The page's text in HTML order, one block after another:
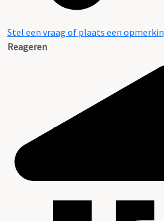
Stel een vraag of plaats een
Reageren